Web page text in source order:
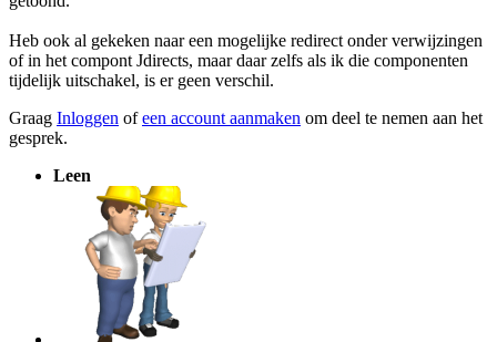
Heb ook al gekeken naar een mogelijke redirect onder verwijzingen
of in het compont Jdirects, maar daar zelfs als ik die componenten
tijdelijk uitschakel, is er geen verschil.
Graag Inloggen ofeen account aanmaken om deel te nemen aan het
gesprek.
Leen